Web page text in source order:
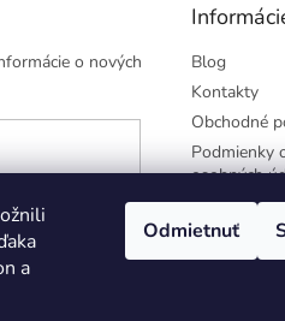
a
Odmietnuť
o nových
Blog
Kontakty
Obchodné
Podmienky
osobných